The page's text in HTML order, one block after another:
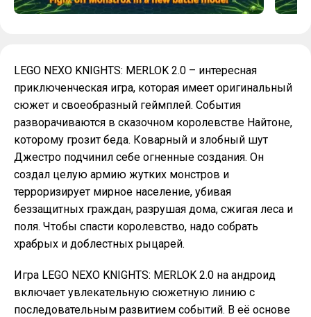
LEGO NEXO KNIGHTS: MERLOK 2.0 – интересная
приключенческая игра, которая имеет оригинальный
сюжет и своеобразный геймплей. События
разворачиваются в сказочном королевстве Найтоне,
которому грозит беда. Коварный и злобный шут
Джестро подчинил себе огненные создания. Он
создал целую армию жутких монстров и
терроризирует мирное население, убивая
беззащитных граждан, разрушая дома, сжигая леса и
поля. Чтобы спасти королевство, надо собрать
храбрых и доблестных рыцарей.
Игра LEGO NEXO KNIGHTS: MERLOK 2.0 на андроид
включает увлекательную сюжетную линию с
последовательным развитием событий. В её основе